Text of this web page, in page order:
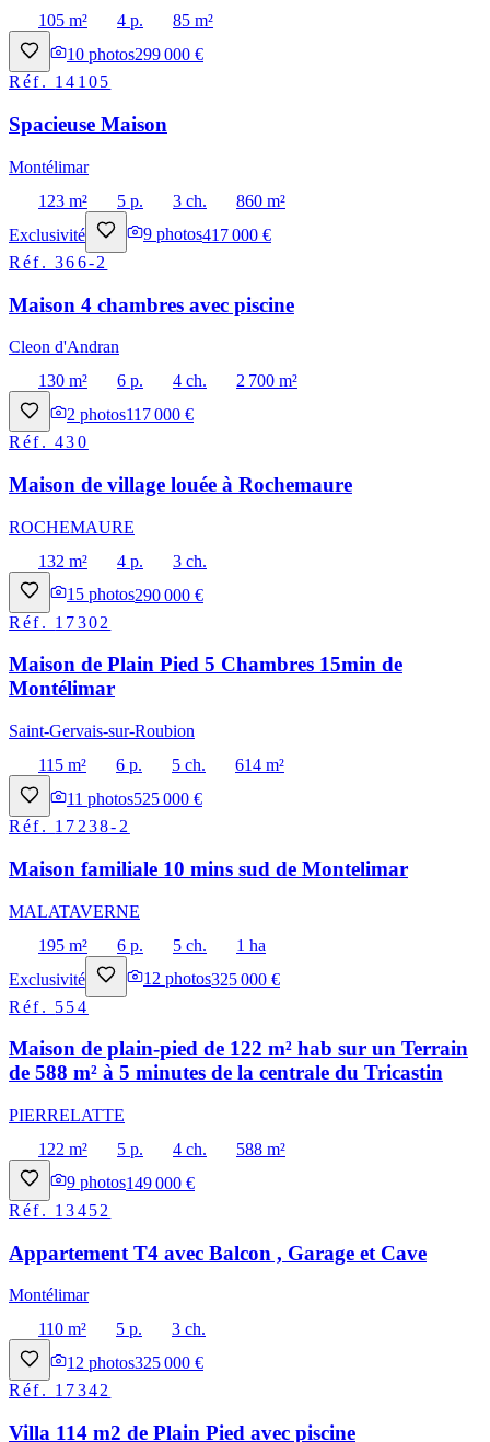
105 m²
4 p.
85 m²
10 photos299 000 €
Réf. 14105
Spacieuse Maison
Montélimar
123 m²
5 p. 3 ch.
860 m²
Exclusivité
9 photos417 000 €
Réf.366-2
Maison 4 chambres avec piscine
Cleon d'Andran
130 m²
6 p. 4 ch.
2 700 m²
2 photos117 000 €
Réf.430
Maison de village louée à Rochemaure
ROCHEMAURE
132 m²
4 p.
3 ch.
15 photos290 000 €
Réf. 17302
Maison de Plain Pied 5 Chambres 15min de
Montélimar
Saint-Gervais-sur-Roubion
115 m²
6 p. 5 ch.
614 m²
11 photos525 000 €
Réf. 17238-2
Maison familiale 10 mins sud de Montelimar
MALATAVERNE
195 m²
6 p. 5 ch.
1 ha
Exclusivité
12 photos325 000 €
Réf. 554
Maison de plain-pied de 122 m² hab sur un Terrain
de 588 m² à 5 minutes de la centrale du Tricastin
PIERRELATTE
122 m²
5 p. 4 ch.
588 m²
9 photos149 000 €
Réf. 13452
Appartement T4 avec Balcon , Garage et Cave
Montélimar
110 m²
5 p.
3 ch.
12 photos325 000 €
Réf. 17342
Villa 114 m2 de Plain Pied avec piscine